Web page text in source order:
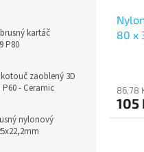
kartáč
P80
zaoblený 3D
P60 - Ceramic
nylonový
80 x
86,78
105